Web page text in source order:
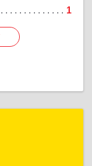
1
обл, Юрга